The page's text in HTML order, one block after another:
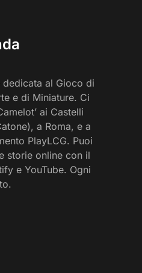
dedicata al Gioco di
e di Miniature. Ci
ai Castelli
a Roma, e a
PlayLCG. Puoi
storie online con il
e YouTube. Ogni